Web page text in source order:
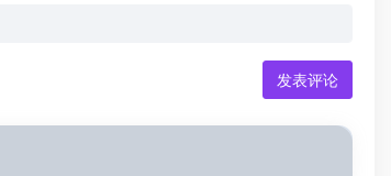
发表评论